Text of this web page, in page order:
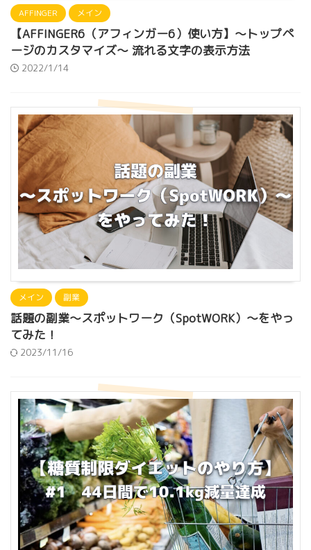
AFFINGER メイン
【AFFINGER6（アフィンガー6）使い方】〜トップペ
ージのカスタマイズ〜 流れる文字の表示方法
2022/1/14
メイン 副業
話題の副業〜スポットワーク（SpotWORK）〜をやっ
てみた！
2023/11/16